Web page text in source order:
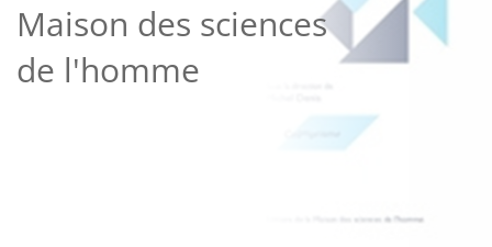
Maison des sciences
de l'homme